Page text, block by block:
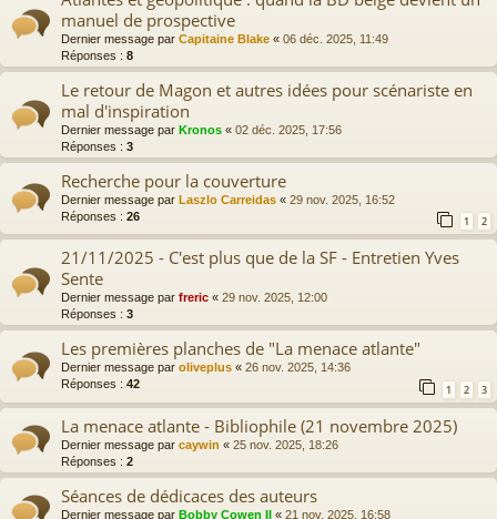
manuel de prospective
Dernier message par Capitaine Blake « 06 déc. 2025, 11:49
Réponses : 8
Le retour de Magon et autres idées pour scénariste en
mal d'inspiration
Dernier message par Kronos « 02 déc. 2025, 17:56
Réponses : 3
Recherche pour la couverture
Dernier message par Laszlo Carreidas « 29 nov. 2025, 16:52
Réponses : 26 1 2
21/11/2025 - C'est plus que de la SF - Entretien Yves
Sente
Dernier message par freric « 29 nov. 2025, 12:00
Réponses : 3
Les premières planches de "La menace atlante"
Dernier message par oliveplus « 26 nov. 2025, 14:36
Réponses : 42 1 2 3
La menace atlante - Bibliophile (21 novembre 2025)
Dernier message par caywin « 25 nov. 2025, 18:26
Réponses : 2
Séances de dédicaces des auteurs
Dernier message par Bobby Cowen II « 21 nov. 2025, 16:58